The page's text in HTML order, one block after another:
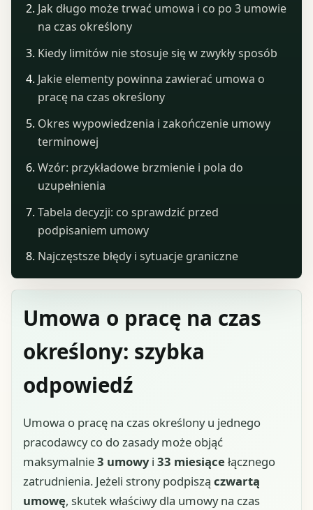
Umowa o pracę na czas
określony: szybka
odpowiedź
Umowa o pracę na czas określony u jednego
pracodawcy co do zasady może objąć
maksymalnie3 umowyi 33 miesiące łącznego
zatrudnienia. Jeżeli strony podpiszą czwartą
umowę, skutek właściwy dla umowy na czas
Jak długo może trwać umowa i co po 3 umowie
na czas określony
Kiedy limitów nie stosuje się w zwykły sposób
Jakie elementy powinna zawierać umowa o
pracę na czas określony
Okres wypowiedzenia i zakończenie umowy
terminowej
Wzór: przykładowe brzmienie i pola do
uzupełnienia
Tabela decyzji: co sprawdzić przed
podpisaniem umowy
Najczęstsze błędy i sytuacje graniczne